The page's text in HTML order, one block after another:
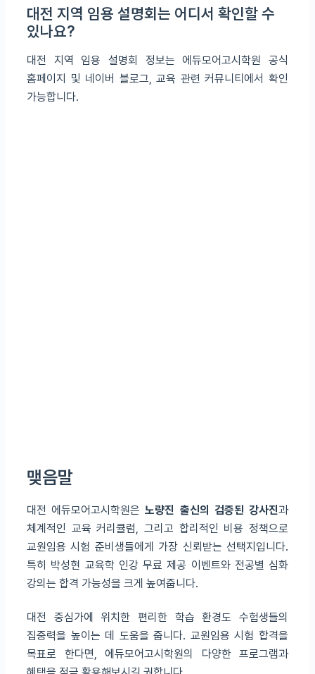
대전 지역 임용 설명회는 어디서 확인할 수
있나요?
대전 지역 임용 설명회 정보는 에듀모어고시학원 공식
홈페이지 및 네이버 블로그, 교육 관련 커뮤니티에서 확인
가능합니다.
맺음말
대전 에듀모어고시학원은노량진 출신의 검증된 강사진과
체계적인 교육 커리큘럼, 그리고 합리적인 비용 정책으로
교원임용 시험 준비생들에게 가장 신뢰받는 선택지입니다.
특히 박성현 교육학 인강 무료 제공 이벤트와 전공별 심화
강의는 합격 가능성을 크게 높여줍니다.
대전 중심가에 위치한 편리한 학습 환경도 수험생들의
집중력을 높이는 데 도움을 줍니다. 교원임용 시험 합격을
목표로 한다면, 에듀모어고시학원의 다양한 프로그램과